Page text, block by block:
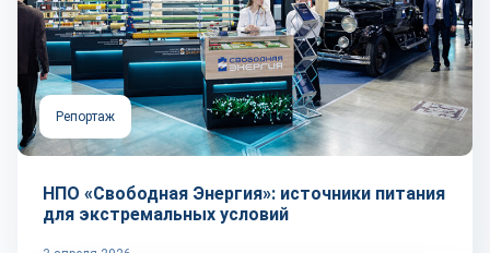
Репортаж
НПО «Свободная Энергия»: источники питания
для экстремальных условий